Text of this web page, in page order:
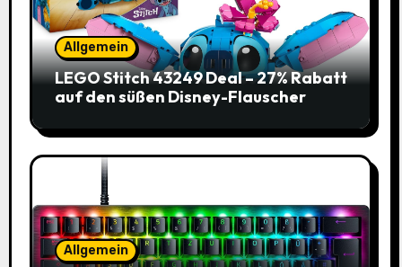
Allgemein
LEGO Stitch 43249 Deal – 27% Rabatt
auf den süßen Disney-Flauscher
Allgemein